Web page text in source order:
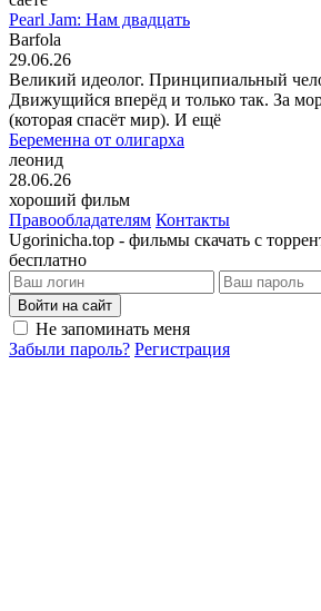
Pearl Jam: Нам двадцать
Barfola
29.06.26
Великий идеолог. Принципиальный
Движущийся вперёд и только так. За
(которая спасёт мир). И ещё
Беременна от олигарха
леонид
28.06.26
хороший фильм
Правообладателям Контакты
Ugorinicha.top - фильмы скачать с
бесплатно
Войти на сайт
Не запоминать меня
Забыли пароль? Регистрация